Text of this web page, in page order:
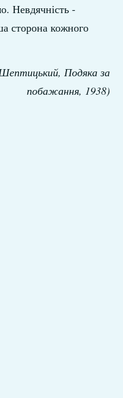
Невдячність -
сторона кожного
Подяка за
побажання, 1938)